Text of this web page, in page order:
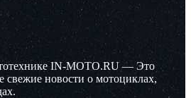
IN-MOTO.RU — Это
свежие новости о мотоциклах,